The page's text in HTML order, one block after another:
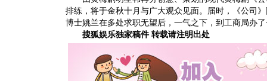
排练，将于金秋十月与广大观众见面。届时，《公司
博士姚兰在多处求职无望后，一气之下，到工商局办
搜狐娱乐独家稿件 转载请注明出处